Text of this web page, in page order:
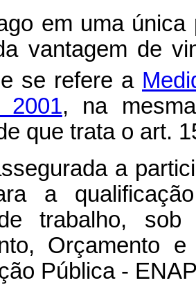
uma única
vantagem de
se refere a
2001, na
que trata o art.
a
a
trabalho,
Orçamento
Pública -